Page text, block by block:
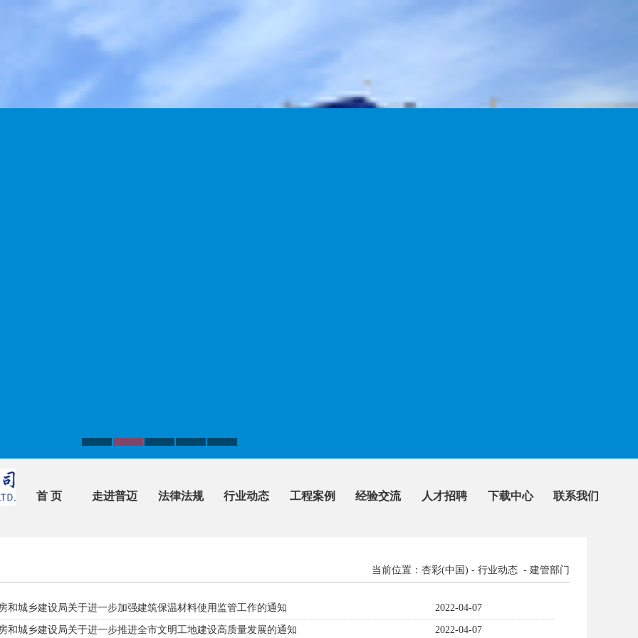
首 页 走进普迈 法律法规 行业动态 工程案例 经验交流 人才招聘 下载中心 联系我们
当前位置：杏彩(中国) - 行业动态 - 建管部门
和城乡建设局关于进一步加强建筑保温材料使用监管工作的通知 2022-04-07
和城乡建设局关于进一步推进全市文明工地建设高质量发展的通知 2022-04-07